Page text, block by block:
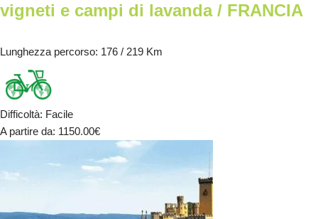
vigneti e campi di lavanda / FRANCIA
Lunghezza percorso: 176 / 219 Km
Difficoltà: Facile
A partire da: 1150.00€